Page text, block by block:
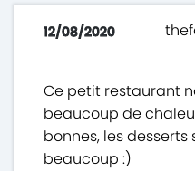
12/08/2020
Ce petit restaurant
beaucoup de
bonnes, les
beaucoup :)